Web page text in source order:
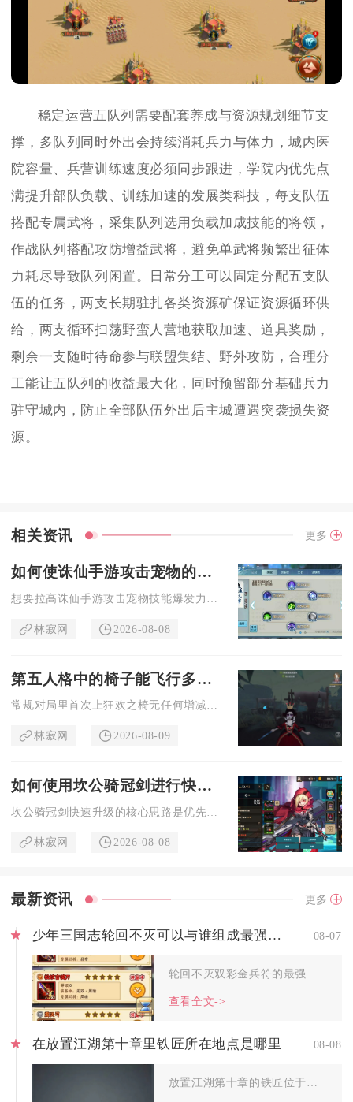
稳定运营五队列需要配套养成与资源规划细节支
撑，多队列同时外出会持续消耗兵力与体力，城内医
院容量、兵营训练速度必须同步跟进，学院内优先点
满提升部队负载、训练加速的发展类科技，每支队伍
搭配专属武将，采集队列选用负载加成技能的将领，
作战队列搭配攻防增益武将，避免单武将频繁出征体
力耗尽导致队列闲置。日常分工可以固定分配五支队
伍的任务，两支长期驻扎各类资源矿保证资源循环供
给，两支循环扫荡野蛮人营地获取加速、道具奖励，
剩余一支随时待命参与联盟集结、野外攻防，合理分
工能让五队列的收益最大化，同时预留部分基础兵力
驻守城内，防止全部队伍外出后主城遭遇突袭损失资
源。
相关资讯 更多
如何使诛仙手游攻击宠物的技能更具爆发力
想要拉高诛仙手游攻击宠物技能爆发力，核心思路是先锁定高资质成...
林寂网 2026-08-08
第五人格中的椅子能飞行多长时间
常规对局里首次上狂欢之椅无任何增减益效果时，椅子完整升空淘汰...
林寂网 2026-08-09
如何使用坎公骑冠剑进行快速升级
林寂网 2026-08-08
最新资讯 更多
少年三国志轮回不灭可以与谁组成最强阵容 08-07
查看全文->
在放置江湖第十章里铁匠所在地点是哪里 08-08